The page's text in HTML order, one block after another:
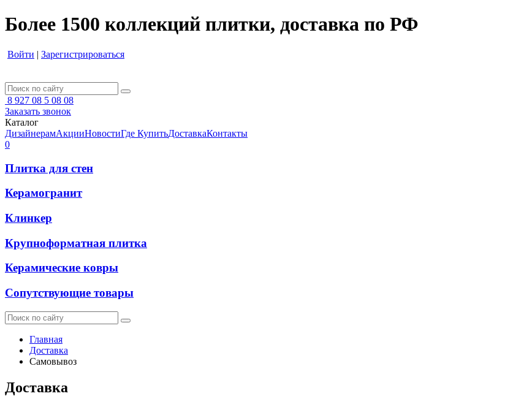
Более 1500 коллекций плитки, доставка по РФ
Войти | Зарегистрироваться
8 927 08 5 08 08
Заказать звонок
Каталог
ДизайнерамАкцииНовостиГде КупитьДоставкаКонтакты
0
Плитка для стен
Керамогранит
Клинкер
Крупноформатная плитка
Керамические ковры
Сопутствующие товары
Главная
Доставка
Самовывоз
Доставка